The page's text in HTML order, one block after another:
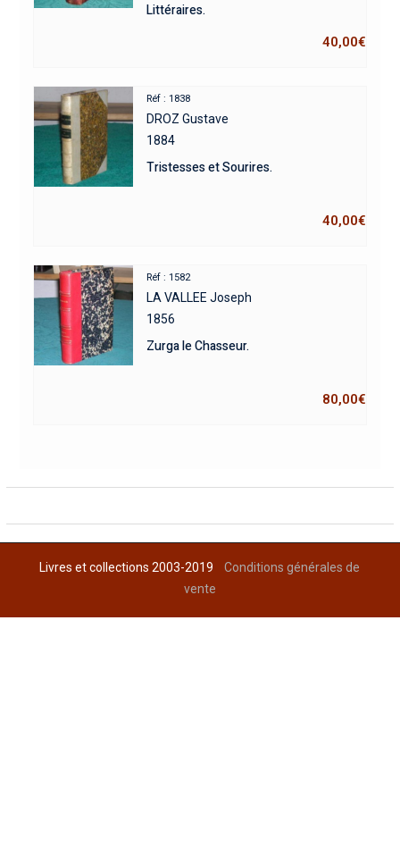
Littéraires.
40,00€
Réf : 1838
DROZ Gustave
1884
Tristesses et Sourires.
40,00€
Réf : 1582
LA VALLEE Joseph
1856
Zurga le Chasseur.
80,00€
Livres et collections 2003-2019Conditions générales de
vente